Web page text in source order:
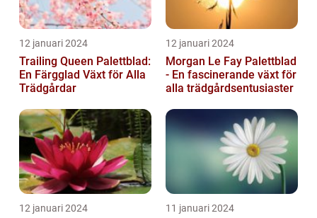
12 januari 2024
Trailing Queen Palettblad:
En Färgglad Växt för Alla
Trädgårdar
12 januari 2024
Morgan Le Fay Palettblad
- En fascinerande växt för
alla trädgårdsentusiaster
12 januari 2024 11 januari 2024